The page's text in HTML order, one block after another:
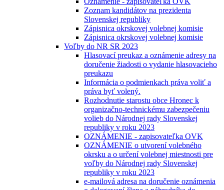
Zoznam kandidátov na prezidenta
Slovenskej republiky
Zápisnica okrskovej volebnej komisie
Zápisnica okrskovej volebnej komisie
Voľby do NR SR 2023
Hlasovací preukaz a oznámenie adresy na
doručenie žiadosti o vydanie hlasovacieho
preukazu
Informácia o podmienkach práva voliť a
práva byť volený.
Rozhodnutie starostu obce Hronec k
organizačno-technickému zabezpečeniu
volieb do Národnej rady Slovenskej
republiky v roku 2023
OZNÁMENIE - zapisovateľka OVK
OZNÁMENIE o utvorení volebného
okrsku a o určení volebnej miestnosti pre
voľby do Národnej rady Slovenskej
republiky v roku 2023
e-mailová adresa na doručenie oznámenia